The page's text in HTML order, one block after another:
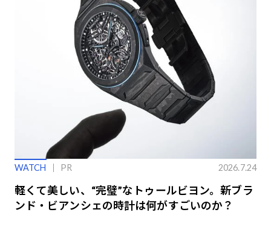
WATCH PR 2026.7.24
軽くて美しい、“完璧”なトゥールビヨン。新ブラ
ンド・ビアンシェの時計は何がすごいのか？